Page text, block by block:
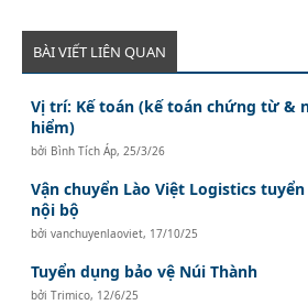
BÀI VIẾT LIÊN QUAN
Vị trí: Kế toán (kế toán chứng từ &
hiểm)
bởi Bình Tích Áp, 25/3/26
Vận chuyển Lào Việt Logistics
nội bộ
bởivanchuyenlaoviet, 17/10/25
Tuyển dụng bảo vệ Núi Thành
bởiTrimico, 12/6/25